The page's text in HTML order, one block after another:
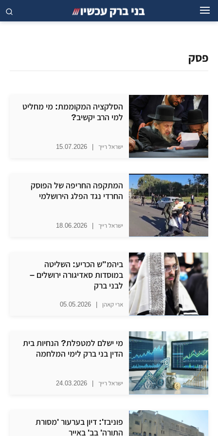
פסק
הסלקציה המקוממת: מי מחליט
למי הרב יקשיב?
ישראל רייך |
15.07.2026
המתקפה החריפה של הפוסק
החרדי נגד הפלג הירושלמי
ישראל רייך |
18.06.2026
ביהמ"ש הכריע: השליטה
במוסדות סאדיגורה ירושלים –
לבני ברק
ארי קאהן |
05.05.2026
מי ישלם למטפלת? הנחיות בית
הדין בני ברק לימי המלחמה
ישראל רייך |
24.03.2026
פוניבז': דיון בערעור 'מסורת
התורה' בב' באייר